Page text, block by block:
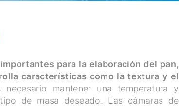
para la elaboración del pan,
características como la textura y el
mantener una temperatura y
de masa deseado. Las cámaras de